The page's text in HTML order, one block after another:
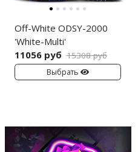
Off-White ODSY-2000
'White-Multi'
11056 руб 15308 руб
Выбрать